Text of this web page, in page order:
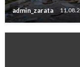
admin_zarata